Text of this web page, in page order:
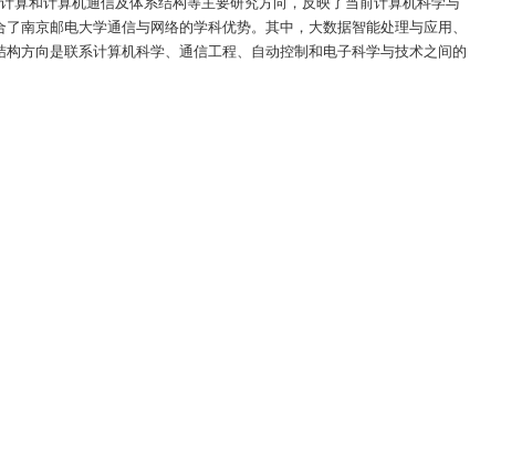
南京邮电大学通信与网络的学科优势。其中，大数据智能处理与应用、
方向是联系计算机科学、通信工程、自动控制和电子科学与技术之间的